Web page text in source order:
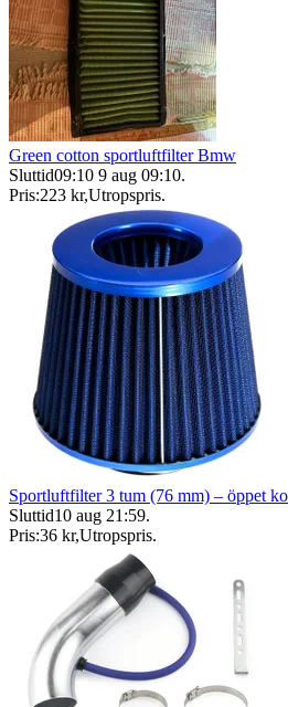
Green cotton sportluftfilter Bmw
Sluttid09:10 9 aug 09:10.
Pris:223 kr,Utropspris.
Sportluftfilter 3 tum (76 mm) – öppet
Sluttid10 aug 21:59.
Pris:36 kr,Utropspris.